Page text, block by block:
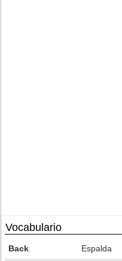
Vocabulario
Back Espalda